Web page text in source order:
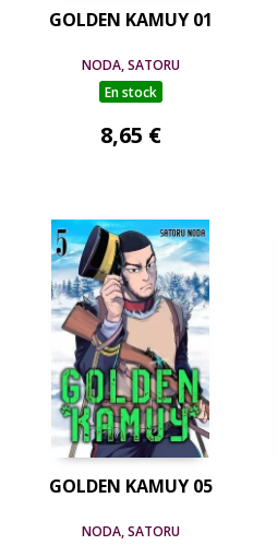
GOLDEN KAMUY 01
NODA, SATORU
En stock
8,65 €
GOLDEN KAMUY 05
NODA, SATORU